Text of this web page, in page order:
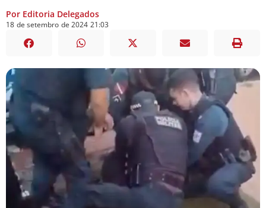
Por Editoria Delegados
18 de setembro de 2024 21:03